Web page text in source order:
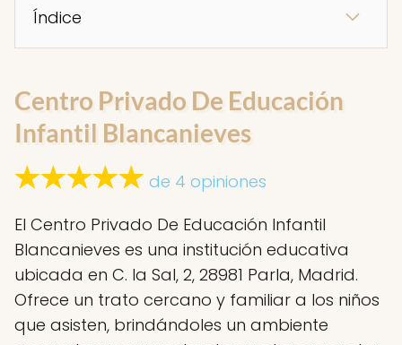
Índice
Centro Privado De Educación
Infantil Blancanieves
de 4 opiniones
El Centro Privado De Educación Infantil
Blancanieves es una institución educativa
ubicada en C. la Sal, 2, 28981 Parla, Madrid.
Ofrece un trato cercano y familiar a los niños
que asisten, brindándoles un ambiente